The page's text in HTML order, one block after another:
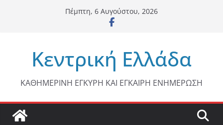
Πέμπτη, 6 Αυγούστου, 2026
Κεντρική Ελλάδα
ΚΑΘΗΜΕΡΙΝΗ ΕΓΚΥΡΗ ΚΑΙ ΕΓΚΑΙΡΗ ΕΝΗΜΕΡΩΣΗ